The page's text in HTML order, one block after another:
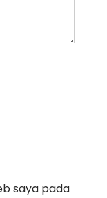
saya pada